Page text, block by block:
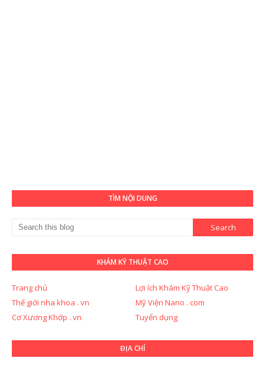
TÌM NỘI DUNG
KHÁM KỸ THUẬT CAO
Trang chủ
Lợi ích Khám Kỹ Thuật Cao
Thế giới nha khoa . vn
Mỹ Viện Nano . com
Cơ Xương Khớp . vn
Tuyển dụng
ĐỊA CHỈ